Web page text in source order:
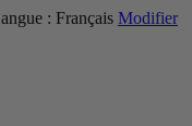
: Français Modifier